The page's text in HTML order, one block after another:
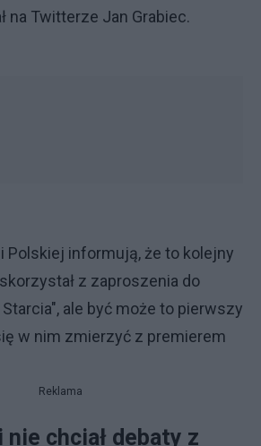
na Twitterze Jan Grabiec.
Polskiej informują, że to kolejny
z zaproszenia do
ale być może to pierwszy
w nim zmierzyć z premierem
Reklama
chciał debaty z